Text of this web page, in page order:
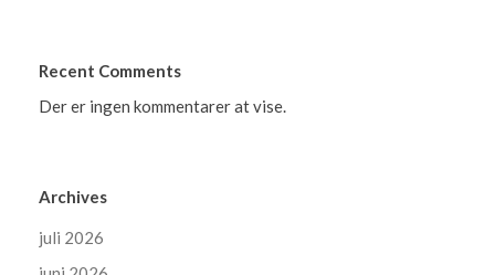
Recent Comments
Der er ingen kommentarer at vise.
Archives
juli 2026